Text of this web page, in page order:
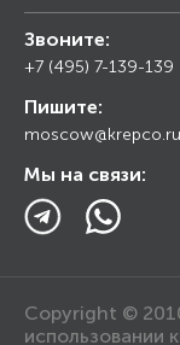
Торговым
Калькулятор
Прайс лист
Ответы на вопросы
Блог
Звоните:
+7 (495) 7-139-139
Пишите:
moscow@krepco.ru
Мы на связи:
Copyright ©
использовании